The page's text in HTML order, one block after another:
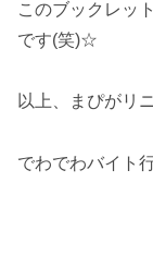
このブックレッ
です(笑)☆
以上、まぴがリ
でわでわバイト